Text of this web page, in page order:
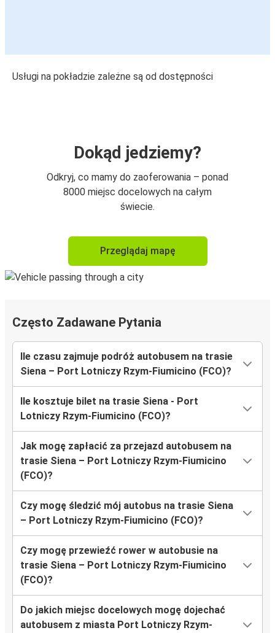
Usługi na pokładzie zależne są od dostępności
Dokąd jedziemy?
Odkryj, co mamy do zaoferowania – ponad
8000 miejsc docelowych na całym
świecie.
Przeglądaj mapę
Często Zadawane Pytania
Ile czasu zajmuje podróż autobusem na trasie
Siena – Port Lotniczy Rzym-Fiumicino (FCO)?
Ile kosztuje bilet na trasie Siena - Port
Lotniczy Rzym-Fiumicino (FCO)?
Jak mogę zapłacić za przejazd autobusem na
trasie Siena – Port Lotniczy Rzym-Fiumicino
(FCO)?
Czy mogę śledzić mój autobus na trasie Siena
– Port Lotniczy Rzym-Fiumicino (FCO)?
Czy mogę przewieźć rower w autobusie na
trasie Siena – Port Lotniczy Rzym-Fiumicino
(FCO)?
Do jakich miejsc docelowych mogę dojechać
autobusem z miasta Port Lotniczy Rzym-